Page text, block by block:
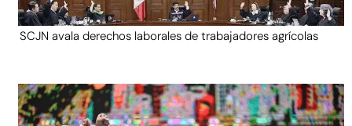
SCJN avala derechos laborales de trabajadores agrícolas